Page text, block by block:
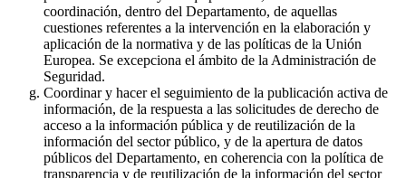
coordinación, dentro del Departamento, de aquellas
cuestiones referentes a la intervención en la elaboración y
aplicación de la normativa y de las políticas de la Unión
Europea. Se excepciona el ámbito de la Administración de
Seguridad.
Coordinar y hacer el seguimiento de la publicación activa de
información, de la respuesta a las solicitudes de derecho de
acceso a la información pública y de reutilización de la
información del sector público, y de la apertura de datos
públicos del Departamento, en coherencia con la política de
transparencia y de reutilización de la información del sector